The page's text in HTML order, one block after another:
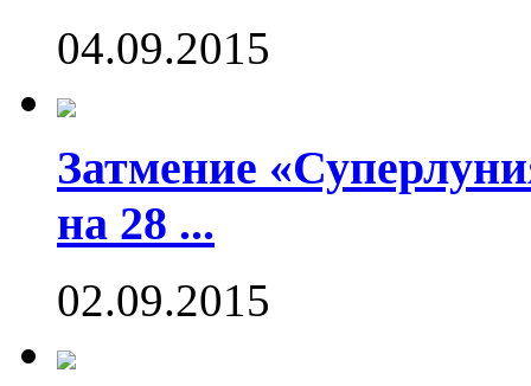
04.09.2015
Затмение
на 28 ...
02.09.2015